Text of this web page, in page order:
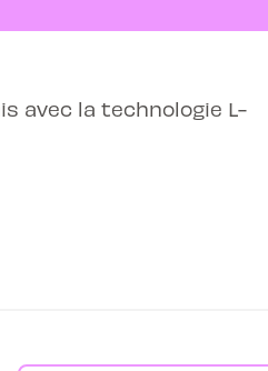
avec la technologie L-